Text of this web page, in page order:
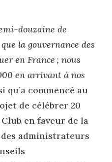
douzaine de
la gouvernance des
en France ; nous
en arrivant à nos
qu’a commencé au
de célébrer 20
en faveur de la
administrateurs